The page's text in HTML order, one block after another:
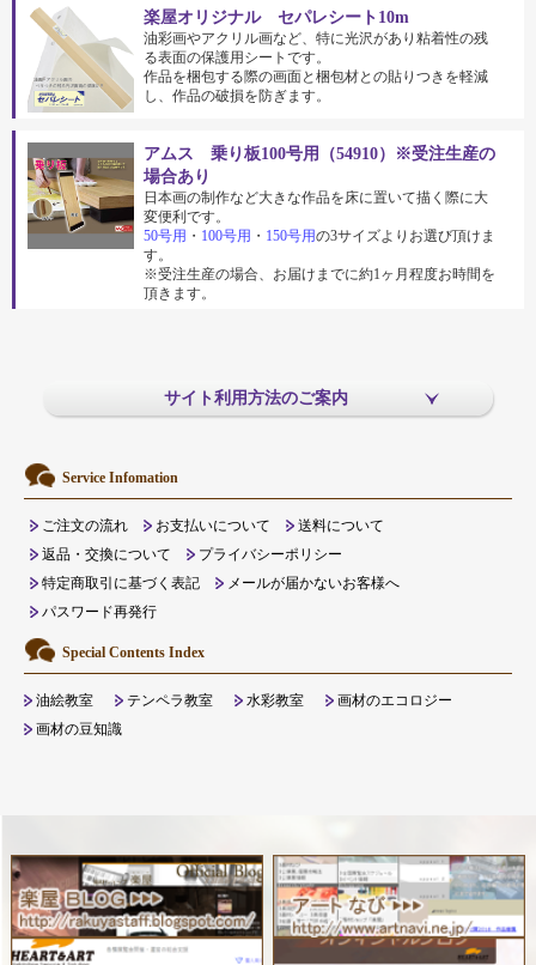
楽屋オリジナル セパレシート10m
油彩画やアクリル画など、特に光沢があり粘着性の残
る表面の保護用シートです。
作品を梱包する際の画面と梱包材との貼りつきを軽減
し、作品の破損を防ぎます。
アムス 乗り板100号用（54910）※受注生産の
場合あり
日本画の制作など大きな作品を床に置いて描く際に大
変便利です。
50号用 ・ 100号用 ・ 150号用の3サイズよりお選び頂けま
す。
※受注生産の場合、お届けまでに約1ヶ月程度お時間を
頂きます。
サイト利用方法のご案内
Service Infomation
ご注文の流れ お支払いについて
送料について
返品・交換について
プライバシーポリシー
特定商取引に基づく表記
メールが届かないお客様へ
パスワード再発行
Special Contents Index
油絵教室 テンペラ教室 水彩教室
画材のエコロジー
画材の豆知識